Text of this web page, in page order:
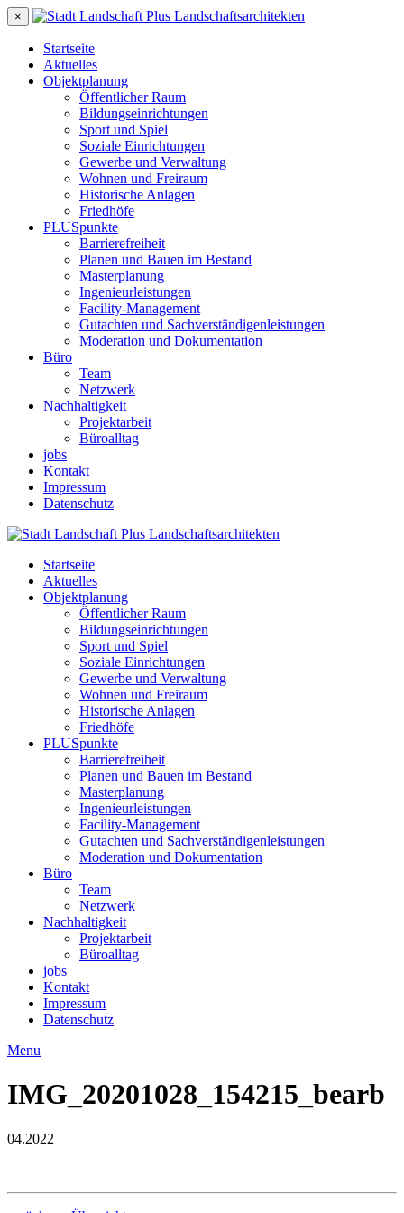
×
Startseite
Aktuelles
Objektplanung
Öffentlicher Raum
Bildungseinrichtungen
Sport und Spiel
Soziale Einrichtungen
Gewerbe und Verwaltung
Wohnen und Freiraum
Historische Anlagen
Friedhöfe
PLUSpunkte
Barrierefreiheit
Planen und Bauen im Bestand
Masterplanung
Ingenieurleistungen
Facility-Management
Gutachten und Sachverständigenleistungen
Moderation und Dokumentation
Büro
Team
Netzwerk
Nachhaltigkeit
Projektarbeit
Büroalltag
jobs
Kontakt
Impressum
Datenschutz
Startseite
Aktuelles
Objektplanung
Öffentlicher Raum
Bildungseinrichtungen
Sport und Spiel
Soziale Einrichtungen
Gewerbe und Verwaltung
Wohnen und Freiraum
Historische Anlagen
Friedhöfe
PLUSpunkte
Barrierefreiheit
Planen und Bauen im Bestand
Masterplanung
Ingenieurleistungen
Facility-Management
Gutachten und Sachverständigenleistungen
Moderation und Dokumentation
Büro
Team
Netzwerk
Nachhaltigkeit
Projektarbeit
Büroalltag
jobs
Kontakt
Impressum
Datenschutz
Menu
IMG_20201028_154215_bearb
04.2022